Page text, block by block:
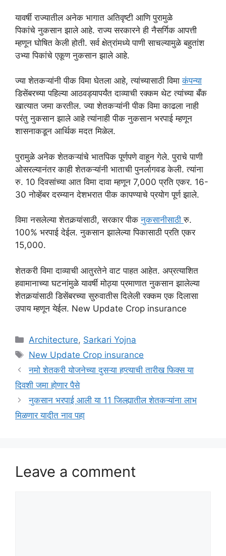
यावर्षी राज्यातील अनेक भागात अतिवृष्टी आणि पुरामुळे
पिकांचे नुकसान झाले आहे. राज्य सरकारने ही नैसर्गिक आपत्ती
म्हणून घोषित केली होती. सर्व क्षेत्रांमध्ये पाणी साचल्यामुळे बहुतांश
उभ्या पिकांचे एकूण नुकसान झाले आहे.
ज्या शेतकऱ्यांनी पीक विमा घेतला आहे, त्यांच्यासाठी विमाकंपन्या
डिसेंबरच्या पहिल्या आठवड्यापर्यंत दाव्याची रक्कम थेट त्यांच्या बँक
खात्यात जमा करतील. ज्या शेतकऱ्यांनी पीक विमा काढला नाही
परंतु नुकसान झाले आहे त्यांनाही पीक नुकसान भरपाई म्हणून
शासनाकडून आर्थिक मदत मिळेल.
पुरामुळे अनेक शेतकऱ्यांचे भातपिक पूर्णपणे वाहून गेले. पुराचे पाणी
ओसरल्यानंतर काही शेतकऱ्यांनी भाताची पुनर्लागवड केली. त्यांना
रु. 10 दिवसांच्या आत विमा दावा म्हणून 7,000 प्रति एकर. 16-
30 नोव्हेंबर दरम्यान देशभरात पीक कापण्याचे प्रयोग पूर्ण झाले.
विमा नसलेल्या शेतकर्‍यांसाठी, सरकार पीकनुकसानीसाठीरु.
100% भरपाई देईल. नुकसान झालेल्या पिकासाठी प्रति एकर
15,000.
शेतकरी विमा दाव्याची आतुरतेने वाट पाहत आहेत. अप्रत्याशित
हवामानाच्या घटनांमुळे यावर्षी मोठ्या प्रमाणात नुकसान झालेल्या
शेतकर्‍यांसाठी डिसेंबरच्या सुरुवातीस दिलेली रक्कम एक दिलासा
उपाय म्हणून येईल. New Update Crop insurance
Categories
Architecture, Sarkari Yojna
Tags
New Update Crop insurance
नमो शेतकरी योजनेच्या दुसऱ्या हप्त्याची तारीख फिक्स या
दिवशी जमा होणार पैसे
नुकसान भरपाई आली या 11 जिल्ह्यातील शेतकऱ्यांना लाभ
मिळणार यादीत नाव पहा
Leave a comment